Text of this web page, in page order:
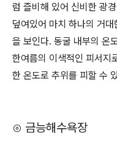
럼 즐비해 있어 신비한 광
덮여있어 마치 하나의 거
을 보인다. 동굴 내부의
한여름의 이색적인 피서지
한 온도로 추위를 피할 수
⊙ 금능해수욕장